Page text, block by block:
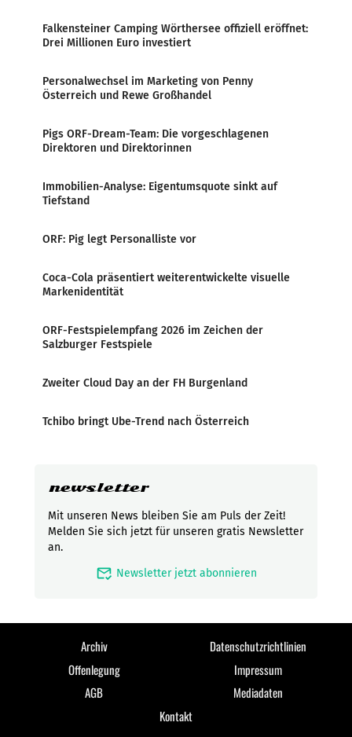
Falkensteiner Camping Wörthersee offiziell eröffnet:
Drei Millionen Euro investiert
Personalwechsel im Marketing von Penny
Österreich und Rewe Großhandel
Pigs ORF-Dream-Team: Die vorgeschlagenen
Direktoren und Direktorinnen
Immobilien-Analyse: Eigentumsquote sinkt auf
Tiefstand
ORF: Pig legt Personalliste vor
Coca-Cola präsentiert weiterentwickelte visuelle
Markenidentität
ORF-Festspielempfang 2026 im Zeichen der
Salzburger Festspiele
Zweiter Cloud Day an der FH Burgenland
Tchibo bringt Ube-Trend nach Österreich
newsletter
Mit unseren News bleiben Sie am Puls der Zeit!
Melden Sie sich jetzt für unseren gratis Newsletter
an.
mark_email_read Newsletter jetzt abonnieren
Archiv
Datenschutzrichtlinien
Offenlegung
Impressum
AGB
Mediadaten
Kontakt